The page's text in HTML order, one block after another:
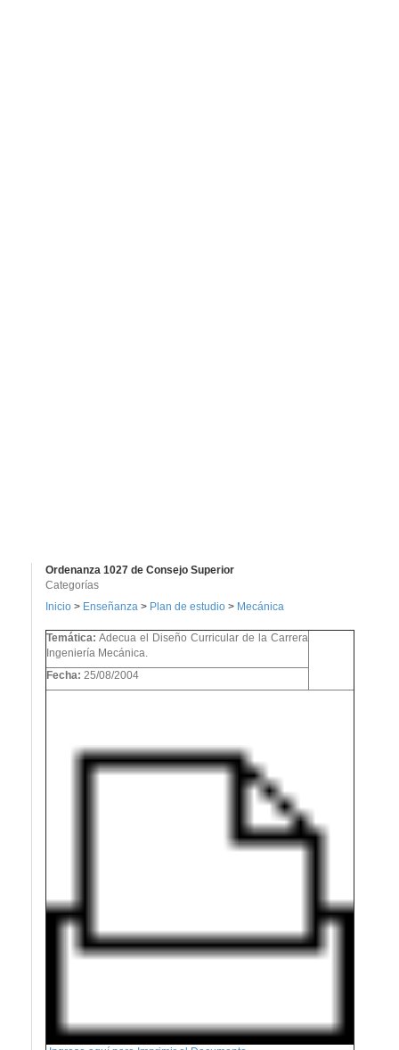
Ordenanza 1027 de Consejo Superior
Categorías
Inicio > Enseñanza > Plan de estudio > Mecánica
Temática: Adecua el Diseño Curricular de la Carrera
Ingeniería Mecánica.
Fecha: 25/08/2004